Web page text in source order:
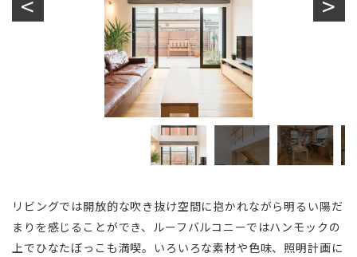
リビングでは開放的な吹き抜け空間に抱かれながら明るい陽だ
まりを感じることができ、ルーフバルコニーではハンモックの
上でひなたぼっこも満喫。いろいろな素材や色味、照明計画に